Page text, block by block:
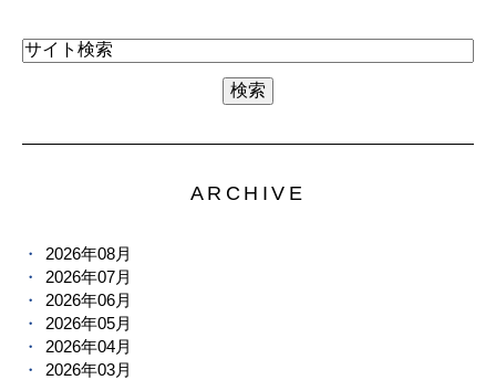
ARCHIVE
2026年08月
2026年07月
2026年06月
2026年05月
2026年04月
2026年03月